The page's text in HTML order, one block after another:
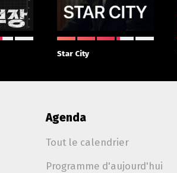
Star City
Agenda
Tout le calendrier
Programme d'aujourd'hui